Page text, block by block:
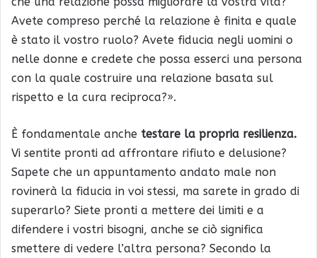
Avete compreso perché la relazione è finita e quale
è stato il vostro ruolo? Avete fiducia negli uomini o
nelle donne e credete che possa esserci una persona
con la quale costruire una relazione basata sul
rispetto e la cura reciproca?».
È fondamentale anche testare la propria resilienza.
Vi sentite pronti ad affrontare rifiuto e delusione?
Sapete che un appuntamento andato male non
rovinerà la fiducia in voi stessi, ma sarete in grado di
superarlo? Siete pronti a mettere dei limiti e a
difendere i vostri bisogni, anche se ciò significa
smettere di vedere l’altra persona? Secondo la